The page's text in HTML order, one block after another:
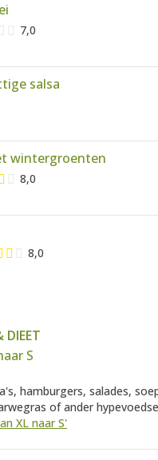
7,0
salsa
wintergroenten
8,0
8,0
DIEET
S
hamburgers, salades,
of ander
XL naar S'